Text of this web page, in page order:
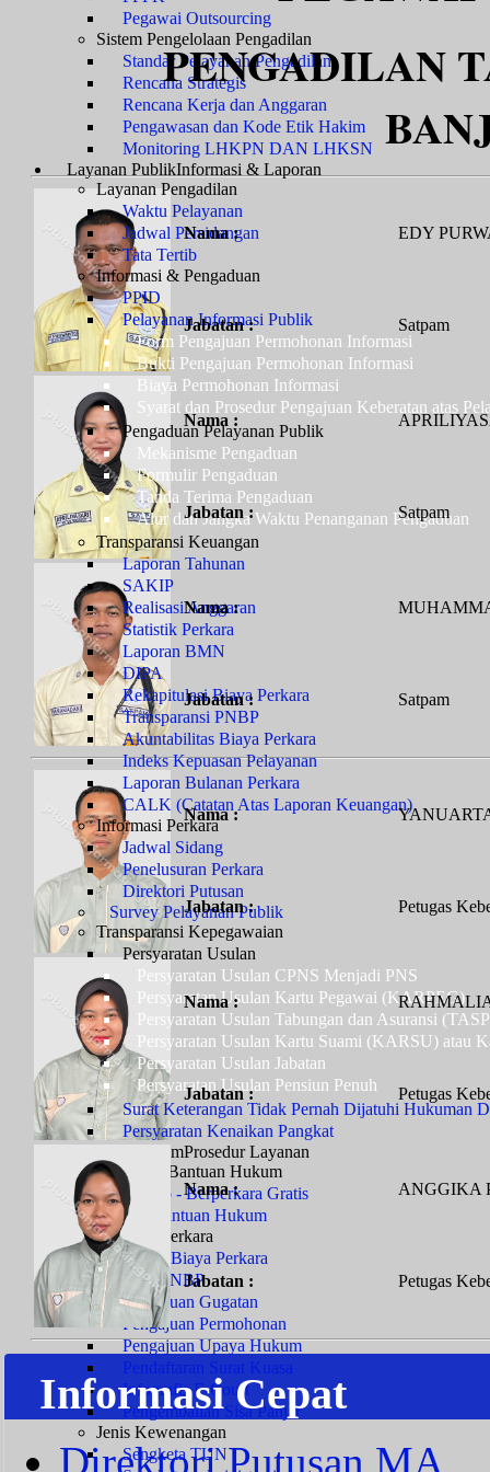
Pegawai Outsourcing
Sistem Pengelolaan Pengadilan
Standar Pelayanan Pengadilan
Rencana Strategis
Rencana Kerja dan Anggaran
Pengawasan dan Kode Etik Hakim
Monitoring LHKPN DAN LHKSN
Layanan PublikInformasi & Laporan
Layanan Pengadilan
Waktu Pelayanan
Jadwal Persidangan
Tata Tertib
Informasi & Pengaduan
PPID
Pelayanan Informasi Publik
Form Pengajuan Permohonan Informasi
Bukti Pengajuan Permohonan Informasi
Biaya Permohonan Informasi
Syarat dan Prosedur Pengajuan Keberatan atas
Pengaduan Pelayanan Publik
Mekanisme Pengaduan
Formulir Pengaduan
Tanda Terima Pengaduan
Alur dan Jangka Waktu Penanganan Pengaduan
Transparansi Keuangan
Laporan Tahunan
SAKIP
Realisasi Anggaran
Statistik Perkara
Laporan BMN
DIPA
Rekapitulasi Biaya Perkara
Transparansi PNBP
Akuntabilitas Biaya Perkara
Indeks Kepuasan Pelayanan
Laporan Bulanan Perkara
CALK (Catatan Atas Laporan Keuangan)
Informasi Perkara
Jadwal Sidang
Penelusuran Perkara
Direktori Putusan
Survey Pelayanan Publik
Transparansi Kepegawaian
Persyaratan Usulan
Persyaratan Usulan CPNS Menjadi PNS
Persyaratan Usulan Kartu Pegawai (KARPEG)
Persyaratan Usulan Tabungan dan Asuransi
Persyaratan Usulan Kartu Suami (KARSU) atau
Persyaratan Usulan Jabatan
Persyaratan Usulan Pensiun Penuh
Surat Keterangan Tidak Pernah Dijatuhi Hukuman
Persyaratan Kenaikan Pangkat
Layanan HukumProsedur Layanan
Prodeo & Bantuan Hukum
Prodeo - Berperkara Gratis
Pos Bantuan Hukum
Layanan Perkara
Panjar Biaya Perkara
Tarif PNBP
Pengajuan Gugatan
Pengajuan Permohonan
Pengajuan Upaya Hukum
Pendaftaran Surat Kuasa
Infografis E-Court
Pengembalian Sisa Panjar
Jenis Kewenangan
Sengketa TUN
PENGADILAN
Nama : EDY
Jabatan : Satpam
Nama :
Jabatan : Satpam
Nama :
Jabatan : Satpam
Nama :
Jabatan : Petugas
Nama :
Jabatan : Petugas
Nama : ANGGIKA
Jabatan : Petugas
Informasi Cepat
Direktori Putusan MA